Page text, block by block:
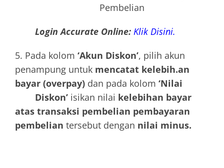
Pembelian
Login Accurate Online: Klik Disini.
5. Pada kolom ‘Akun Diskon’, pilih akun
penampung untuk mencatat kelebih.an
bayar (overpay) dan pada kolom ‘Nilai
Diskon’ isikan nilai kelebihan bayar
atas transaksi pembelian pembayaran
pembelian tersebut dengan nilai minus.